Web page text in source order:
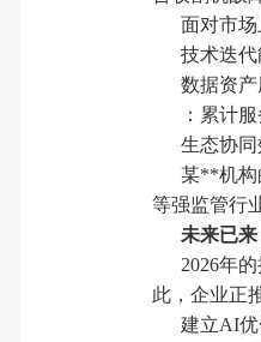
面对市
技术迭
数据资
：累计
生态协
某**机构
等强监管行
未来已
2026年
此，企业正
建立AI